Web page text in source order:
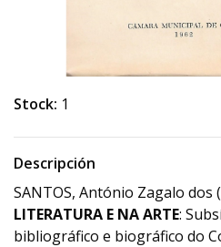
Stock: 1
Descripción
SANTOS, António Zagalo dos
LITERATURA E NA ARTE:
bibliográfico e biográfico do